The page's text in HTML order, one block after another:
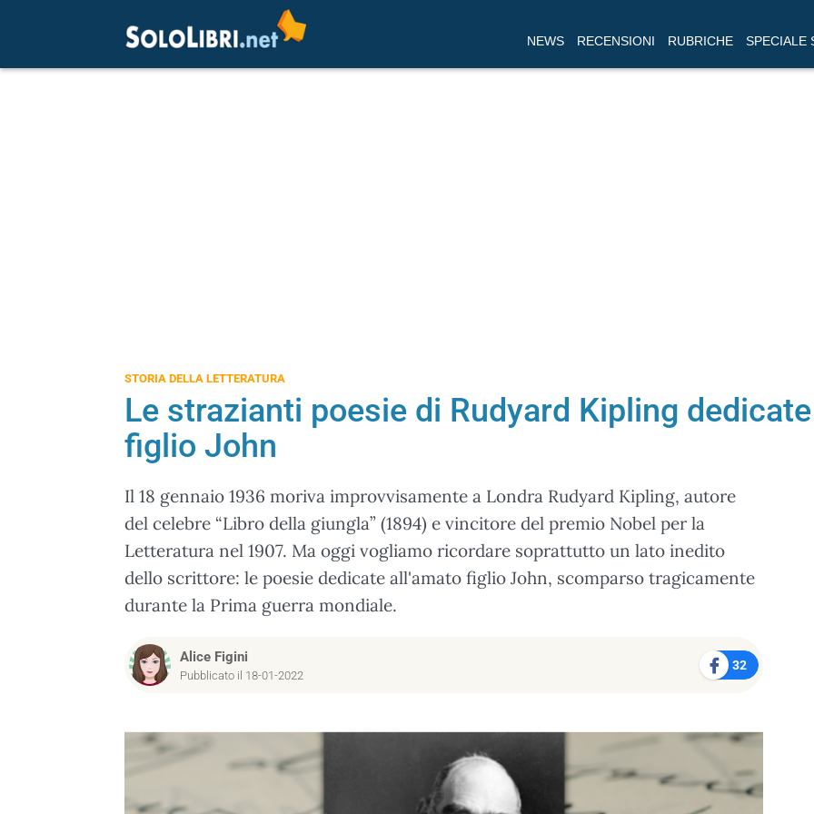
NEWS RECENSIONI RUBRICHE SPECIALE
STORIA DELLA LETTERATURA
Le strazianti poesie di Rudyard Kipling
figlio John
Il 18 gennaio 1936 moriva improvvisamente a Londra Rudyard Kipling, autore
del celebre “Libro della giungla” (1894) e vincitore del premio Nobel per la
Letteratura nel 1907. Ma oggi vogliamo ricordare soprattutto un lato inedito
dello scrittore: le poesie dedicate all'amato figlio John, scomparso tragicamente
durante la Prima guerra mondiale.
Alice Figini
Pubblicato il 18-01-2022
32